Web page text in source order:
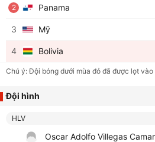
2 Panama
3 Mỹ
4 Bolivia
Chú ý: Đội bóng dưới mùa đỏ đã được lọt
Đội hình
HLV
Oscar Adolfo Villegas